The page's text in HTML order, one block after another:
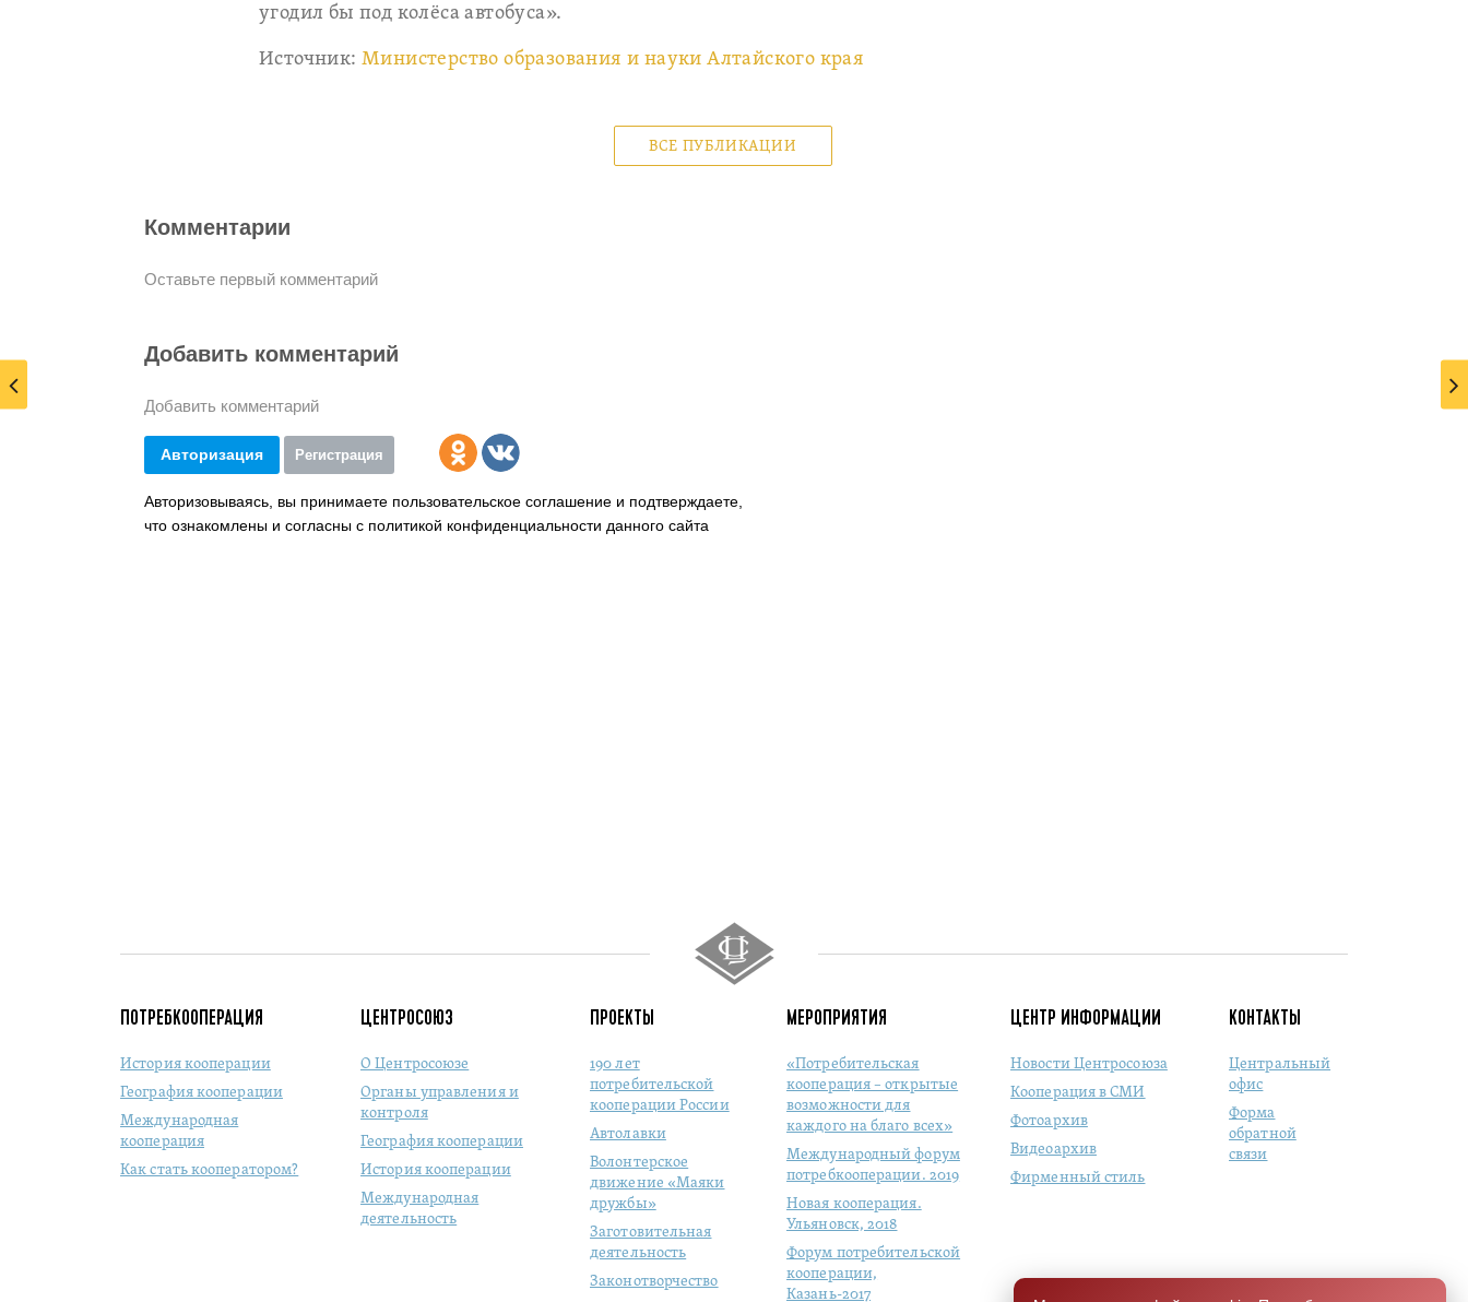
угодил бы под колёса автобуса».
Источник:Министерство образования и науки Алтайского края
ВСЕ ПУБЛИКАЦИИ
Комментарии
Оставьте первый комментарий
Добавить комментарий
Добавить комментарий
Авторизация Регистрация
Авторизовываясь, вы принимаете пользовательское соглашение и подтверждаете,
что ознакомлены и согласны с политикой конфиденциальности данного сайта
ПОТРЕБКООПЕРАЦИЯ
История кооперации
География кооперации
Международная
кооперация
Как стать кооператором?
ЦЕНТРОСОЮЗ
О Центросоюзе
Органы управления и
контроля
География кооперации
История кооперации
Международная
деятельность
ПРОЕКТЫ
190 лет
потребительской
кооперации России
Автолавки
Волонтерское
движение «Маяки
дружбы»
Заготовительная
деятельность
Законотворчество
МЕРОПРИЯТИЯ
«Потребительская
кооперация – открытые
возможности для
каждого на благо всех»
Международный форум
потребкооперации. 2019
Новая кооперация.
Ульяновск, 2018
Форум потребительской
кооперации,
Казань-2017
ЦЕНТР ИНФОРМАЦИИ
Новости Центросоюза
Кооперация в СМИ
Фотоархив
Видеоархив
Фирменный стиль
КОНТАКТЫ
Центральный
офис
Форма
обратной
связи